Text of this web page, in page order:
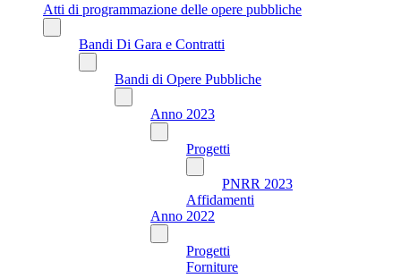
Atti di programmazione delle opere pubbliche
Bandi Di Gara e Contratti
Bandi di Opere Pubbliche
Anno 2023
Progetti
PNRR 2023
Affidamenti
Anno 2022
Progetti
Forniture